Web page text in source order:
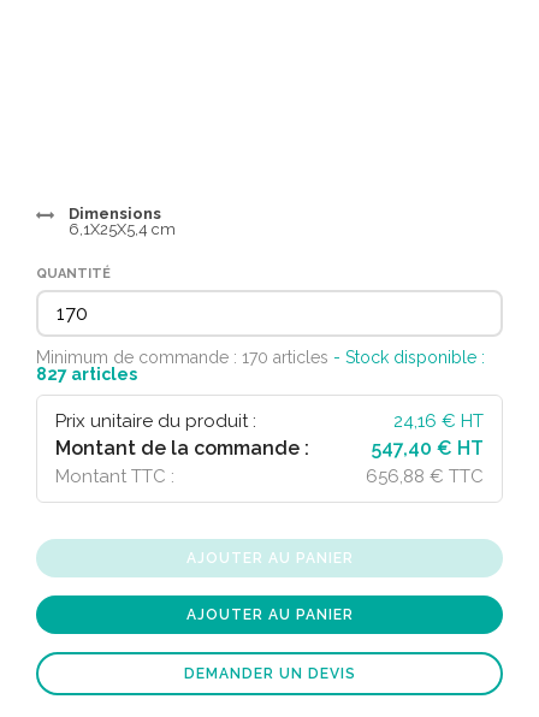
Dimensions
6,1X25X5,4 cm
QUANTITÉ
Minimum de commande : 170 articles - Stock disponible :
827 articles
Prix unitaire du produit : 24,16 € HT
Montant de la commande : 547,40 € HT
Montant TTC : 656,88 € TTC
AJOUTER AU PANIER
AJOUTER AU PANIER
DEMANDER UN DEVIS